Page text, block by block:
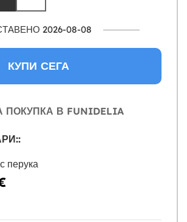
2026-08-08
КУПИ СЕГА
ПОКУПКА В FUNIDELIA
перука